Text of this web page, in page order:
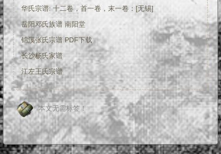
华氏宗谱: 十二卷，首一卷，末一卷：[无锡]
岳阳邓氏族谱 南阳堂
锦溪张氏宗谱 PDF下载
长沙杨氏家谱
江左王氏宗谱
本文无需标签！